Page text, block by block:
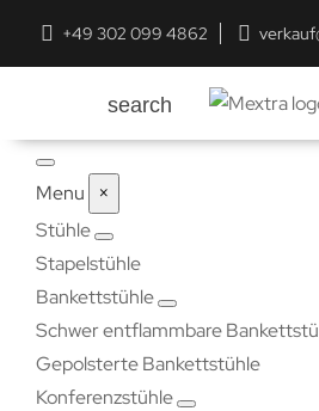
+49 302 099 4862
search
Menu
×
Stühle
Stapelstühle
Bankettstühle
Schwer entflammbare
Gepolsterte Bankettstühle
Konferenzstühle